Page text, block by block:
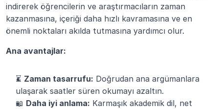
indirerek öğrencilerin ve araştırmacıların zaman
kazanmasına, içeriği daha hızlı kavramasına ve en
önemli noktaları akılda tutmasına yardımcı olur.
Ana avantajlar:
⏳ Zaman tasarrufu: Doğrudan ana argümanlara
ulaşarak saatler süren okumayı azaltın.
📖 Daha iyi anlama: Karmaşık akademik dil, net